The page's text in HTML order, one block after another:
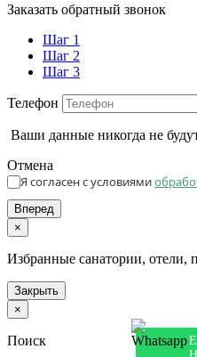
Заказать обратный звонок
Шаг 1
Шаг 2
Шаг 3
Телефон
Ваши данные никогда не
Отмена
Я согласен с условиями
Вперед
×
Избранные санатории, отели,
Закрыть
×
Поиск